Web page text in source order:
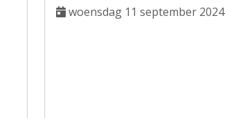
woensdag 11 september 2024